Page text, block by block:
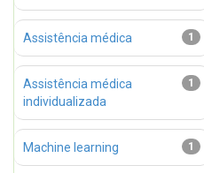
1
Assistência médica
1
Assistência médica
individualizada
1
Machine learning